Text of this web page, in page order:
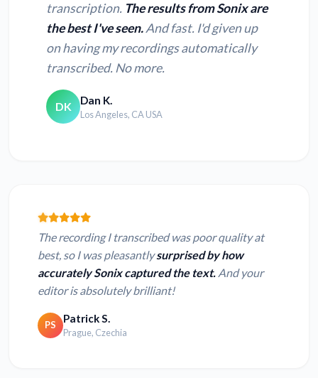
transcription. The results from Sonix are
the best I've seen.And fast. I'd given up
on having my recordings automatically
transcribed. No more.
DK Dan K.
Los Angeles, CA USA
The recording I transcribed was poor quality at
best, so I was pleasantlysurprised by how
accurately Sonix captured the text. And your
editor is absolutely brilliant!
PS Patrick S.
Prague, Czechia